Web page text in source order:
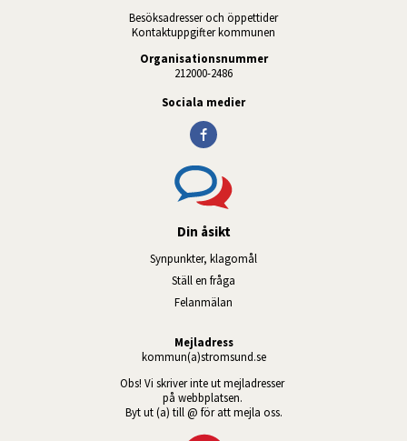
Besöksadresser och öppettider
Kontaktuppgifter kommunen
Organisationsnummer
212000-2486
Sociala medier
Din åsikt
Synpunkter, klagomål
Ställ en fråga
Felanmälan
Mejladress
kommun(a)stromsund.se
Obs! Vi skriver inte ut mejladresser
på webbplatsen.
Byt ut (a) till @ för att mejla oss.